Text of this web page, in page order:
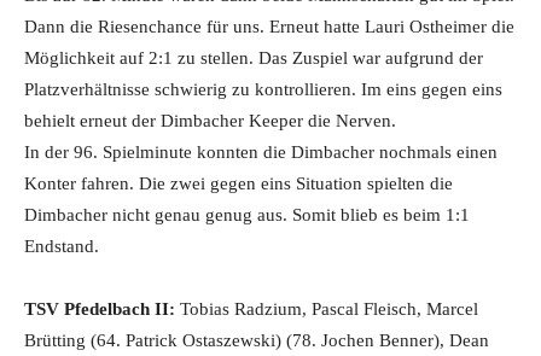
Dann die Riesenchance für uns. Erneut hatte Lauri Ostheimer die
Möglichkeit auf 2:1 zu stellen. Das Zuspiel war aufgrund der
Platzverhältnisse schwierig zu kontrollieren. Im eins gegen eins
behielt erneut der Dimbacher Keeper die Nerven.
In der 96. Spielminute konnten die Dimbacher nochmals einen
Konter fahren. Die zwei gegen eins Situation spielten die
Dimbacher nicht genau genug aus. Somit blieb es beim 1:1
Endstand.
TSV Pfedelbach II: Tobias Radzium, Pascal Fleisch, Marcel
Brütting (64. Patrick Ostaszewski) (78. Jochen Benner), Dean